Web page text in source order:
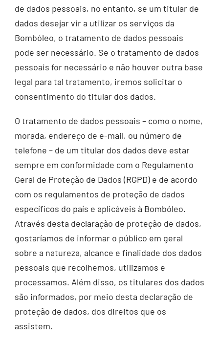
de dados pessoais, no entanto, se um titular de
dados desejar vir a utilizar os serviços da
Bombóleo, o tratamento de dados pessoais
pode ser necessário. Se o tratamento de dados
pessoais for necessário e não houver outra base
legal para tal tratamento, iremos solicitar o
consentimento do titular dos dados.
O tratamento de dados pessoais – como o nome,
morada, endereço de e-mail, ou número de
telefone – de um titular dos dados deve estar
sempre em conformidade com o Regulamento
Geral de Proteção de Dados (RGPD) e de acordo
com os regulamentos de proteção de dados
específicos do país e aplicáveis à Bombóleo.
Através desta declaração de proteção de dados,
gostaríamos de informar o público em geral
sobre a natureza, alcance e finalidade dos dados
pessoais que recolhemos, utilizamos e
processamos. Além disso, os titulares dos dados
são informados, por meio desta declaração de
proteção de dados, dos direitos que os
assistem.